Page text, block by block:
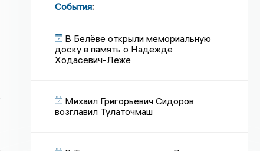
События:
В Белёве открыли мемориальную
доску в память о Надежде
Ходасевич-Леже
Михаил Григорьевич Сидоров
возглавил Тулаточмаш